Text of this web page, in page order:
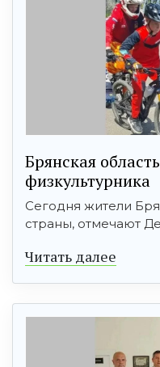
Брянская
физкультурника
Сегодня жители
страны, отмечают
Читать далее